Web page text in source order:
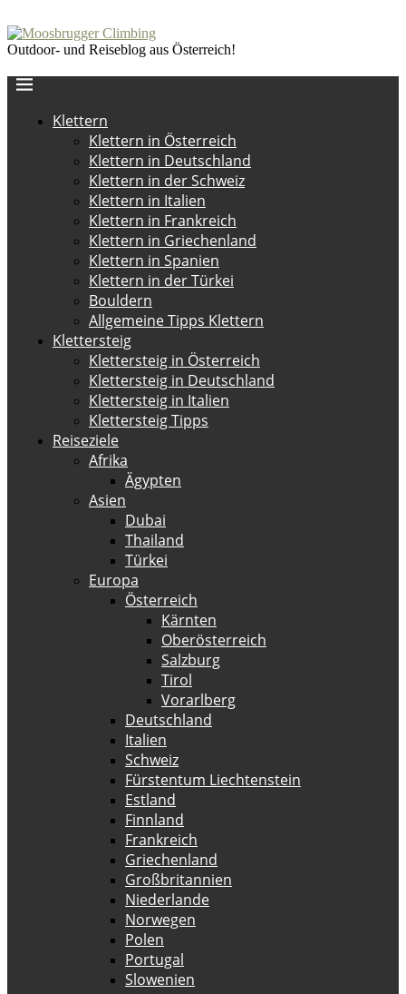
Outdoor- und Reiseblog aus Österreich!
Klettern
Klettern in Österreich
Klettern in Deutschland
Klettern in der Schweiz
Klettern in Italien
Klettern in Frankreich
Klettern in Griechenland
Klettern in Spanien
Klettern in der Türkei
Bouldern
Allgemeine Tipps Klettern
Klettersteig
Klettersteig in Österreich
Klettersteig in Deutschland
Klettersteig in Italien
Klettersteig Tipps
Reiseziele
Afrika
Ägypten
Asien
Dubai
Thailand
Türkei
Europa
Österreich
Kärnten
Oberösterreich
Salzburg
Tirol
Vorarlberg
Deutschland
Italien
Schweiz
Fürstentum Liechtenstein
Estland
Finnland
Frankreich
Griechenland
Großbritannien
Niederlande
Norwegen
Polen
Portugal
Slowenien